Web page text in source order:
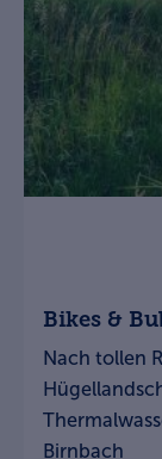
Bikes &
Nach tollen
Birnbach